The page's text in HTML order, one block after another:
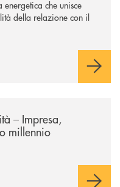
che unisce
della relazione con il
– Impresa,
millennio